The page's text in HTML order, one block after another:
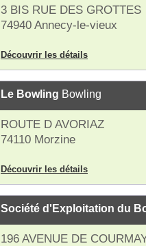
3 BIS RUE DES GROTTES
74940 Annecy-le-vieux
Découvrir les détails
Le Bowling Bowling
ROUTE D AVORIAZ
74110 Morzine
Découvrir les détails
Société d'Exploitation du
196 AVENUE DE